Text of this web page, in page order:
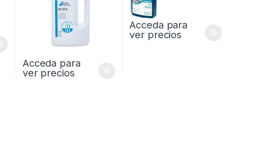
Acceda para
ver precios
Acceda para
ver precios